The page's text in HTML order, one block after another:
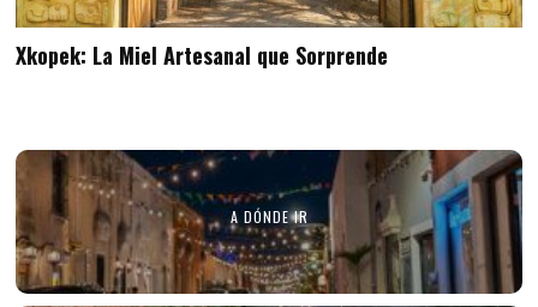
Xkopek: La Miel Artesanal que Sorprende
A DÓNDE IR